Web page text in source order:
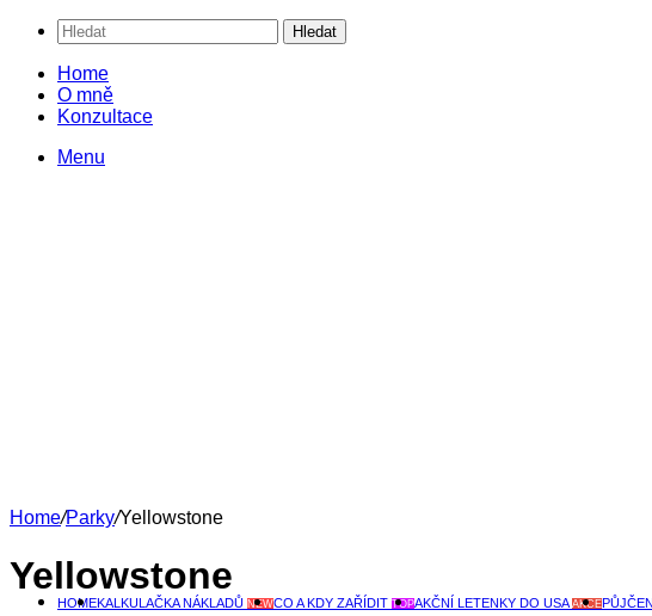
Hledat
Home
O mně
Konzultace
Menu
HOMEKALKULAČKA NÁKLADŮ NEWCO A KDY ZAŘÍDIT TOPAKČNÍ LETENKY DO USA AKCE
Home/Parky/Yellowstone
Yellowstone